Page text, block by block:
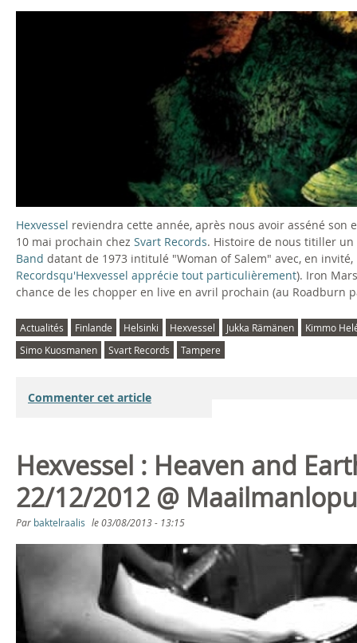
i
i
v
a
l
2
6
Hexvessel reviendra cette année, après nous avoir asséné son
10 mai prochain chez Svart Records. Histoire de nous titiller
Band datant de 1973 intitulé "Woman of Salem" avec, en
Recordsqu'Hexvessel apprécie tout particulièrement). Iron
chance de les chopper en live en avril prochain (au Roadburn
Actualités Finlande Helsinki Hexvessel Jukka Rämänen
Kimmo
Simo Kuosmanen
Svart Records Tampere
Commenter cet article
Hexvessel : Heaven and
22/12/2012 @
Par baktelraalis le03/08/2013 - 13:15
H
e
x